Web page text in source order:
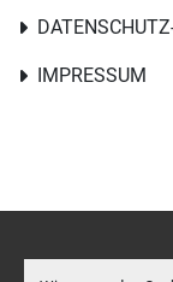
IMPRESSUM